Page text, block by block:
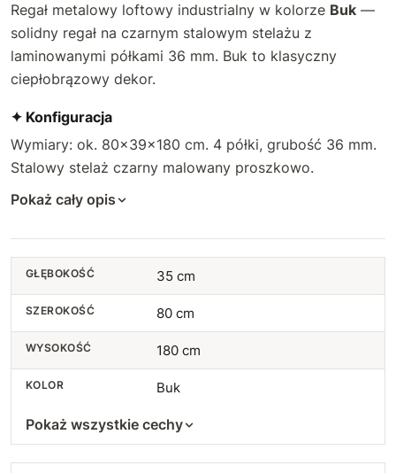
Regał metalowy loftowy industrialny w kolorze Buk —
solidny regał na czarnym stalowym stelażu z
laminowanymi półkami 36 mm. Buk to klasyczny
ciepłobrązowy dekor.
✦ Konfiguracja
Wymiary: ok. 80×39×180 cm. 4 półki, grubość 36 mm.
Stalowy stelaż czarny malowany proszkowo.
Pokaż cały opis
GŁĘBOKOŚĆ 35 cm
SZEROKOŚĆ 80 cm
WYSOKOŚĆ 180 cm
KOLOR Buk
Pokaż wszystkie cechy